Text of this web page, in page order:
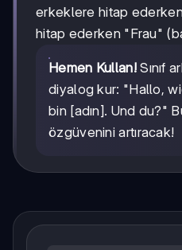
erkeklere hitap
hitap ederken "Frau"
Hemen Kullan!Sınıf
diyalog kur: "Hallo,
bin [adın]. Und du?"
özgüvenini artıracak!